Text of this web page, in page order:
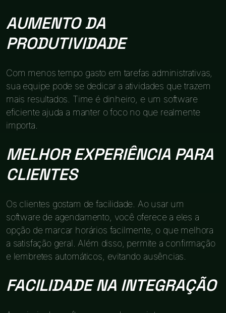
AUMENTO DA
PRODUTIVIDADE
Com menos tempo gasto em tarefas administrativas,
sua equipe pode se dedicar a atividades que trazem
mais resultados. Time é dinheiro, e um software
eficiente ajuda a manter o foco no que realmente
importa.
MELHOR EXPERIÊNCIA PARA
CLIENTES
Os clientes gostam de facilidade. Ao usar um
software de agendamento, você oferece a eles a
opção de marcar horários facilmente, o que melhora
a satisfação geral. Além disso, permite a confirmação
e lembretes automáticos, evitando ausências.
FACILIDADE NA INTEGRAÇÃO